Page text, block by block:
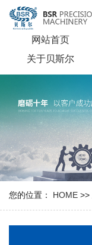
网站首页
关于贝斯尔
您的位置： HOME >>